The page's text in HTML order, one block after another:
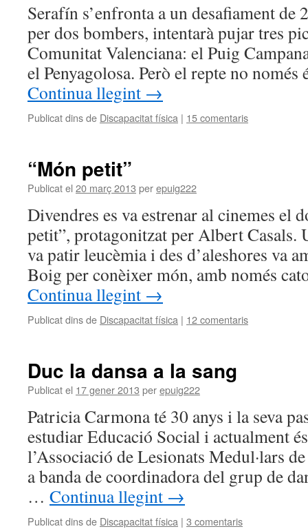
Serafín s’enfronta a un desafiament de
per dos bombers, intentarà pujar tres
Comunitat Valenciana: el Puig
el Penyagolosa. Però el repte no
Continua llegint →
Publicat dins de Discapacitat física | 15 comentaris
“Món petit”
Publicat el 20 març 2013 perepuig222
Divendres es va estrenar al cinemes el
petit”, protagonitzat per Albert Casals.
va patir leucèmia i des d’aleshores va
Boig per conèixer món, amb només
Continua llegint →
Publicat dins de Discapacitat física | 12 comentaris
Duc la dansa a la sang
Publicat el 17 gener 2013 perepuig222
Patricia Carmona té 30 anys i la seva
estudiar Educació Social i actualment
l’Associació de Lesionats Medul·lars
a banda de coordinadora del grup de
… Continua llegint →
Publicat dins de Discapacitat física | 3 comentaris